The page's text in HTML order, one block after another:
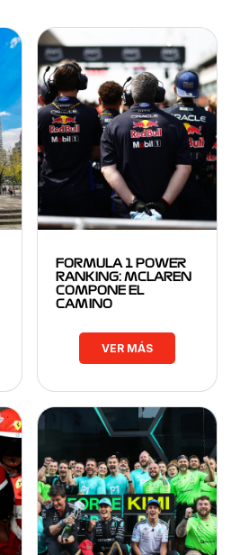
FORMULA 1 POWER
RANKING: MCLAREN
COMPONE EL
CAMINO
VER MÁS